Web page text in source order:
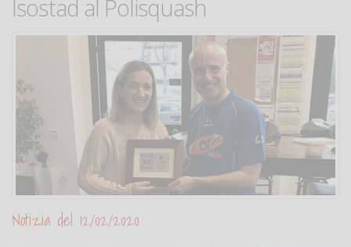
Isostad al Polisquash
Notizia del 12/02/2020